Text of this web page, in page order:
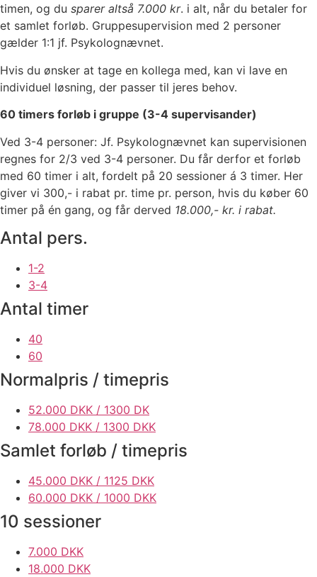
timen, og du sparer altså 7.000 kr. i alt, når du betaler for
et samlet forløb. Gruppesupervision med 2 personer
gælder 1:1 jf. Psykolognævnet.
Hvis du ønsker at tage en kollega med, kan vi lave en
individuel løsning, der passer til jeres behov.
60 timers forløb i gruppe (3-4 supervisander)
Ved 3-4 personer: Jf. Psykolognævnet kan supervisionen
regnes for 2/3 ved 3-4 personer. Du får derfor et forløb
med 60 timer i alt, fordelt på 20 sessioner á 3 timer. Her
giver vi 300,- i rabat pr. time pr. person, hvis du køber 60
timer på én gang, og får derved 18.000,- kr. i rabat.
Antal pers.
1-2
3-4
Antal timer
40
60
Normalpris / timepris
52.000 DKK / 1300 DK
78.000 DKK / 1300 DKK
Samlet forløb / timepris
45.000 DKK / 1125 DKK
60.000 DKK / 1000 DKK
10 sessioner
7.000 DKK
18.000 DKK